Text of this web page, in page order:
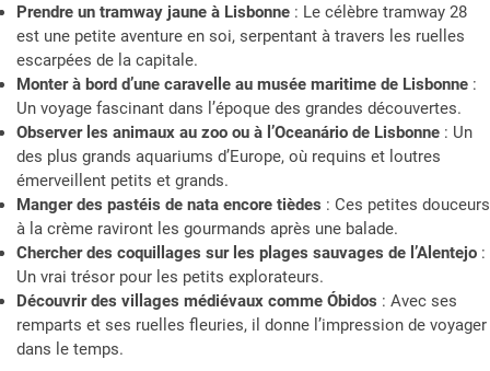
Prendre un tramway jaune à Lisbonne : Le célèbre tramway 28
est une petite aventure en soi, serpentant à travers les ruelles
escarpées de la capitale.
Monter à bord d’une caravelle au musée maritime de Lisbonne :
Un voyage fascinant dans l’époque des grandes découvertes.
Observer les animaux au zoo ou à l’Oceanário de Lisbonne : Un
des plus grands aquariums d’Europe, où requins et loutres
émerveillent petits et grands.
Manger des pastéis de nata encore tièdes : Ces petites douceurs
à la crème raviront les gourmands après une balade.
Chercher des coquillages sur les plages sauvages de l’Alentejo :
Un vrai trésor pour les petits explorateurs.
Découvrir des villages médiévaux comme Óbidos : Avec ses
remparts et ses ruelles fleuries, il donne l’impression de voyager
dans le temps.